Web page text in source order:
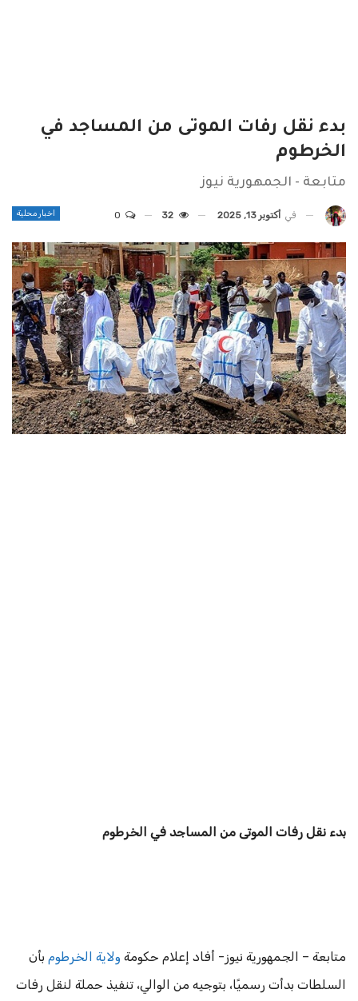
بدء نقل رفات الموتى من المساجد في
الخرطوم
متابعة - الجمهورية نيوز
اخبار محلية في أكتوبر 13, 2025 32
بدء نقل رفات الموتى من المساجد في الخرطوم
متابعة – الجمهورية نيوز- أفاد إعلام حكومة ولاية الخرطوم بأن
السلطات بدأت رسميًا، بتوجيه من الوالي، تنفيذ حملة لنقل رفات